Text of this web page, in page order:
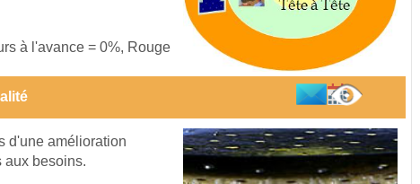
à l'avance = 0%, Rouge
d'une amélioration
aux besoins.